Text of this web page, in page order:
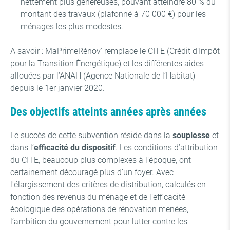
montant des travaux (plafonné à 70 000 €) pour les
ménages les plus modestes.
A savoir : MaPrimeRénov' remplace le CITE (Crédit d’Impôt
pour la Transition Énergétique) et les différentes aides
allouées par l’ANAH (Agence Nationale de l’Habitat)
depuis le 1er janvier 2020.
Des objectifs atteints années après années
Le succès de cette subvention réside dans la souplesse et
dans l’efficacité du dispositif. Les conditions d’attribution
du CITE, beaucoup plus complexes à l’époque, ont
certainement découragé plus d’un foyer. Avec
l'élargissement des critères de distribution, calculés en
fonction des revenus du ménage et de l’efficacité
écologique des opérations de rénovation menées,
l’ambition du gouvernement pour lutter contre les